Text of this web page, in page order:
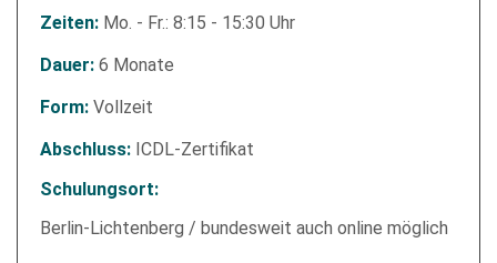
Zeiten: Mo. - Fr.: 8:15 - 15:30 Uhr
Dauer: 6 Monate
Form: Vollzeit
Abschluss: ICDL-Zertifikat
Schulungsort:
Berlin-Lichtenberg / bundesweit auch online möglich